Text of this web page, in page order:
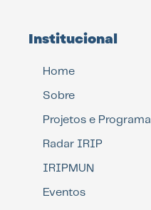
Institucional
Home
Sobre
Projetos e
Radar IRIP
IRIPMUN
Eventos